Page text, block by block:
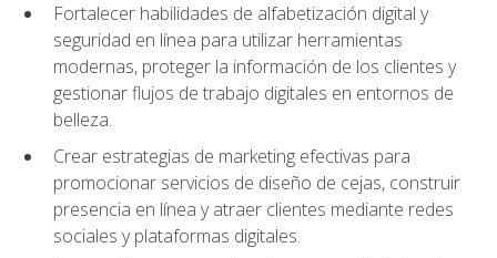
Fortalecer habilidades de alfabetización digital y
seguridad en línea para utilizar herramientas
modernas, proteger la información de los clientes y
gestionar flujos de trabajo digitales en entornos de
belleza.
Crear estrategias de marketing efectivas para
promocionar servicios de diseño de cejas, construir
presencia en línea y atraer clientes mediante redes
sociales y plataformas digitales.